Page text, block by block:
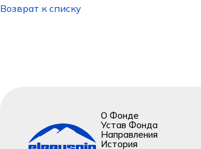
Возврат к списку
О Фонде
Устав Фонда
Направления
История